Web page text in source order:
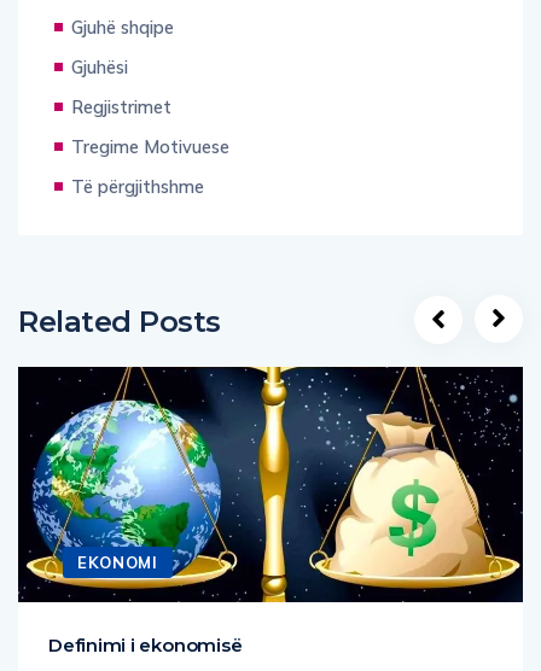
Gjuhë shqipe
Gjuhësi
Regjistrimet
Tregime Motivuese
Të përgjithshme
Related Posts
EKONOMI
Definimi i ekonomisë